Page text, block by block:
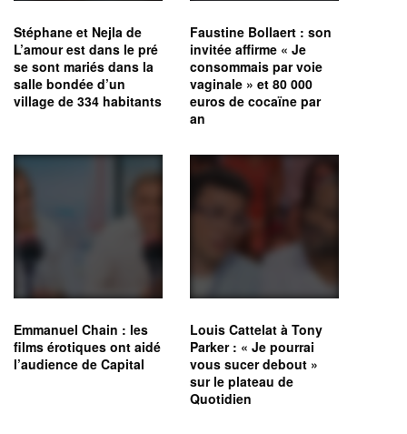
Stéphane et Nejla de
L’amour est dans le pré
se sont mariés dans la
salle bondée d’un
village de 334 habitants
Faustine Bollaert : son
invitée affirme « Je
consommais par voie
vaginale » et 80 000
euros de cocaïne par
an
Emmanuel Chain : les
films érotiques ont aidé
l’audience de Capital
Louis Cattelat à Tony
Parker : « Je pourrai
vous sucer debout »
sur le plateau de
Quotidien